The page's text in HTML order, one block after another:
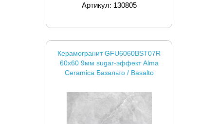
Артикул: 130805
Керамогранит GFU6060BST07R
60x60 9мм sugar-эффект Alma
Ceramica Базальто / Basalto